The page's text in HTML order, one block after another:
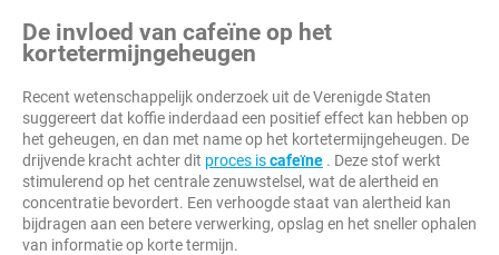
De invloed van cafeïne op het
kortetermijngeheugen
Recent wetenschappelijk onderzoek uit de Verenigde Staten
suggereert dat koffie inderdaad een positief effect kan hebben op
het geheugen, en dan met name op het kortetermijngeheugen. De
drijvende kracht achter dit proces iscafeïne . Deze stof werkt
stimulerend op het centrale zenuwstelsel, wat de alertheid en
concentratie bevordert. Een verhoogde staat van alertheid kan
bijdragen aan een betere verwerking, opslag en het sneller ophalen
van informatie op korte termijn.